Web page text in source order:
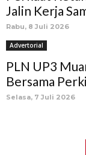
Jalin Kerja
Rabu, 8 Juli 2026
Advertorial
PLN UP3
Bersama
Selasa, 7 Juli 2026